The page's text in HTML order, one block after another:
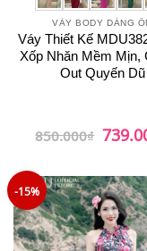
VÁY BODY DÁNG
Váy Thiết Kế
Xốp Nhăn Mềm Mịn,
Out Quyến Dũ
850.000₫ Giá
gốc
-15%